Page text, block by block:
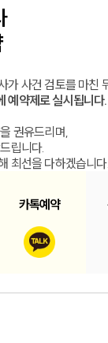
가 사건 검토를 마친
예약제로 실시됩니다.
권유드리며,
립니다.
최선을 다하겠습니다.
카톡예약